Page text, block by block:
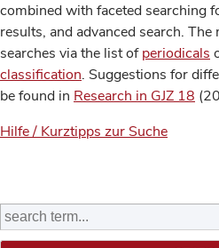
combined with faceted searching
results, and advanced search.
searches via the list ofperiodicals
classification. Suggestions for
be found in Research in GJZ 18
Hilfe / Kurztipps zur Suche